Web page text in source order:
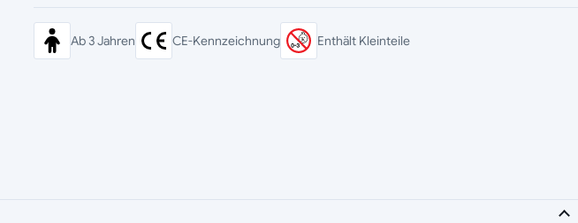
Ab 3 Jahren CE-Kennzeichnung Enthält Kleinteile